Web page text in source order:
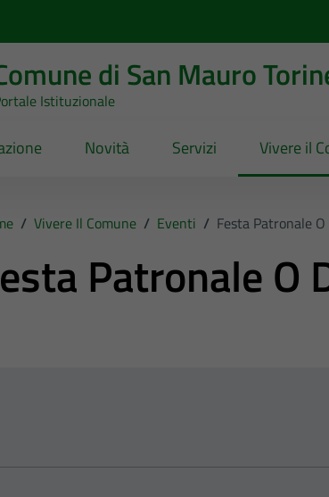
di San Mauro
Istituzionale
Novità Servizi Vivere il
/ Vivere Il Comune / Eventi / Festa Patronale
Patronale O